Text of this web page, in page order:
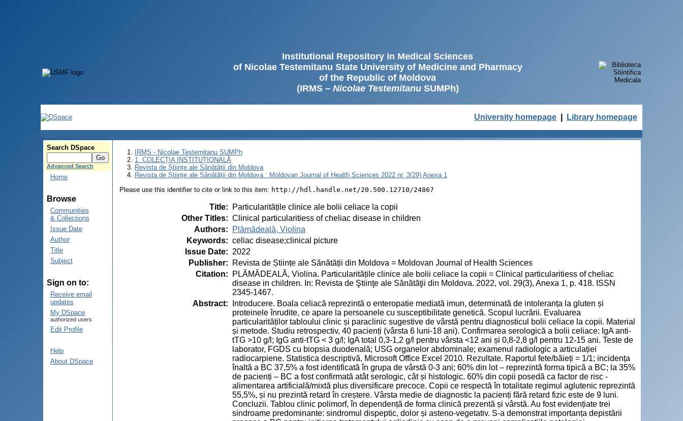
Institutional Repository in Medical Sciences
of Nicolae Testemitanu State University of Medicine and Pharmacy
of the Republic of Moldova
(IRMS – Nicolae TestemitanuSUMPh)
University homepage Library homepage
Search DSpace
Advanced Search
Home
Browse
Communities
& Collections
Issue Date
Author
Title
Subject
Sign on to:
Receive email
updates
My DSpace
authorized users
Edit Profile
Help
About DSpace
IRMS - Nicolae Testemitanu SUMPh
1. COLECȚIA INSTITUȚIONALĂ
Revista de Științe ale Sănătății din Moldova
Revista de Științe ale Sănătății din Moldova : Moldovan Journal of Health Sciences 2022 nr. 3(29) Anexa 1
Please use this identifier to cite or link to this item: http://hdl.handle.net/20.500.12710/24867
Title:
Particularitățile clinice ale bolii celiace la copii
Other Titles: Clinical particularitiess of cheliac disease in children
Authors:
Plămădeală, Violina
Keywords: celiac disease;clinical picture
Issue Date: 2022
Publisher:
Revista de Științe ale Sănătății din Moldova = Moldovan Journal of Health Sciences
Citation:
PLĂMĂDEALĂ, Violina. Particularitățile clinice ale bolii celiace la copii = Clinical particularitiess of cheliac
disease in children. In: Revista de Ştiinţe ale Sănătăţii din Moldova. 2022, vol. 29(3), Anexa 1, p. 418. ISSN
2345-1467.
Abstract:
Introducere. Boala celiacă reprezintă o enteropatie mediată imun, determinată de intoleranța la gluten și
proteinele înrudite, ce apare la persoanele cu susceptibilitate genetică. Scopul lucrării. Evaluarea
particularităților tabloului clinic și paraclinic sugestive de vârstă pentru diagnosticul bolii celiace la copii. Material
și metode. Studiu retrospectiv, 40 pacienți (vârsta 6 luni-18 ani). Confirmarea serologică a bolii celiace: IgA anti-
tTG >10 g/l; IgG anti-tTG < 3 g/l; IgA total 0,3-1,2 g/l pentru vârsta <12 ani și 0,8-2,8 g/l pentru 12-15 ani. Teste de
laborator, FGDS cu biopsia duodenală; USG organelor abdominale; examenul radiologic a articulației
radiocarpiene. Statistica descriptivă, Microsoft Office Excel 2010. Rezultate. Raportul fete/băieți = 1/1; incidența
înaltă a BC 37,5% a fost identificată în grupa de vârstă 0-3 ani; 60% din lot – reprezintă forma tipică a BC; la 35%
de pacienți – BC a fost confirmată atât serologic, cât și histologic. 60% din copii posedă ca factor de risc -
alimentarea artificială/mixtă plus diversificare precoce. Copii ce respectă în totalitate regimul aglutenic reprezintă
55,5%, și nu prezintă retard în creștere. Vârsta medie de diagnostic la pacienți fără retard fizic este de 9 luni.
Concluzii. Tablou clinic polimorf, în dependență de forma clinică prezentă și vârstă. Au fost evidențiate trei
sindroame predominante: sindromul dispeptic, dolor și asteno-vegetativ. S-a demonstrat importanța depistării